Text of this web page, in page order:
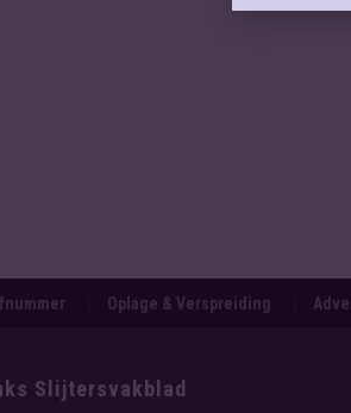
Oplage & Verspreiding
Slijtersvakblad